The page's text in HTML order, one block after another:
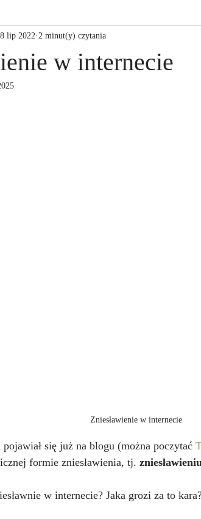
w internecie
8 lip 2022 2 minut(y) czytania
Zniesławienie w internecie
pojawiał się już na blogu (można poczytać
formie zniesławienia, tj.
w internecie? Jaka grozi za to